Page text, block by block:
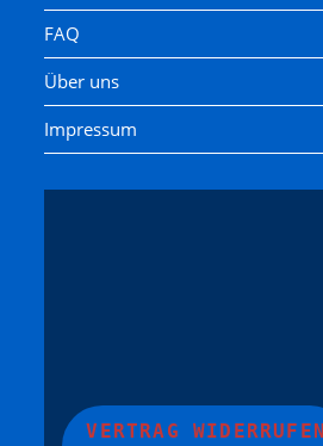
FAQ
Über uns
Impressum
VERTRAG WIDERRUFEN